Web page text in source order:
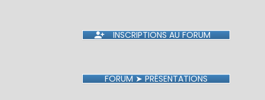
INSCRIPTIONS AU FORUM
FORUM ➤ PRÉSENTATIONS